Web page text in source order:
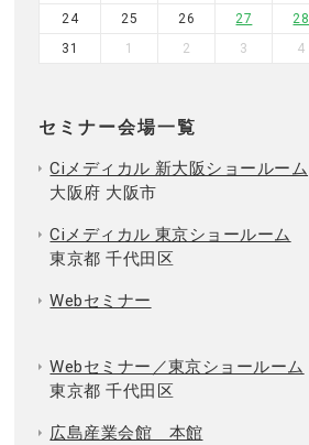
24
25 26 27 28
31
1 2 3 4
セミナー会場一覧
Ciメディカル 新大阪ショールーム
大阪府 大阪市
Ciメディカル 東京ショールーム
東京都 千代田区
Webセミナー
Webセミナー／東京ショールーム
東京都 千代田区
広島産業会館 本館